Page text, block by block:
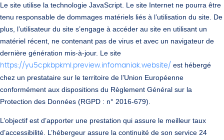
Le site utilise la technologie JavaScript. Le site Internet ne pourra être
tenu responsable de dommages matériels liés à l’utilisation du site. De
plus, l’utilisateur du site s’engage à accéder au site en utilisant un
matériel récent, ne contenant pas de virus et avec un navigateur de
dernière génération mis-à-jour. Le site
https://yu5cpkbpkml.preview.infomaniak.website/ est hébergé
chez un prestataire sur le territoire de l’Union Européenne
conformément aux dispositions du Règlement Général sur la
Protection des Données (RGPD : n° 2016-679).
L’objectif est d’apporter une prestation qui assure le meilleur taux
d’accessibilité. L’hébergeur assure la continuité de son service 24